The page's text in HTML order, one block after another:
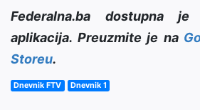
Federalna.ba dostupna
aplikacija. Preuzmite je na
Storeu.
Dnevnik FTV Dnevnik 1